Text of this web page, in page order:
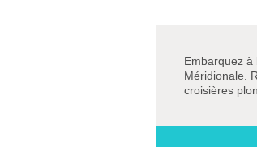
Embarquez à
Méridionale.
croisières